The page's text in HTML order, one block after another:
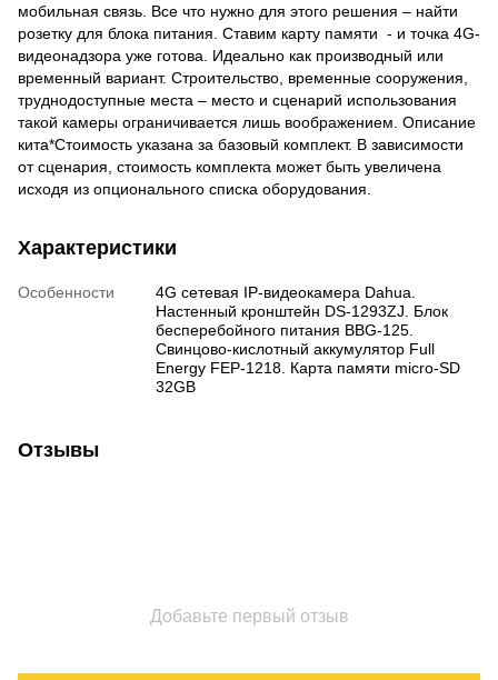
мобильная связь. Все что нужно для этого решения – найти
розетку для блока питания. Ставим карту памяти - и точка 4G-
видеонадзора уже готова. Идеально как производный или
временный вариант. Строительство, временные сооружения,
труднодоступные места – место и сценарий использования
такой камеры ограничивается лишь воображением. Описание
кита*Стоимость указана за базовый комплект. В зависимости
от сценария, стоимость комплекта может быть увеличена
исходя из опционального списка оборудования.
Характеристики
Особенности
4G сетевая IP-видеокамера Dahua.
Настенный кронштейн DS-1293ZJ. Блок
бесперебойного питания BBG-125.
Свинцово-кислотный аккумулятор Full
Energy FEP-1218. Карта памяти micro-SD
32GB
Отзывы
Добавьте первый отзыв